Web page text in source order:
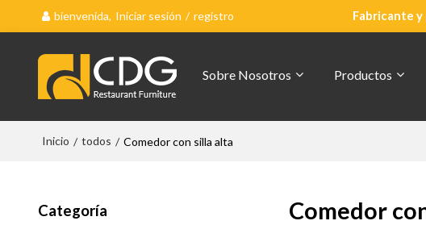
bienvenida, Iniciar sesión / registro Fabricante y
Sobre Nosotros Productos
Inicio / todos / Comedor con silla alta
Categoría Comedor